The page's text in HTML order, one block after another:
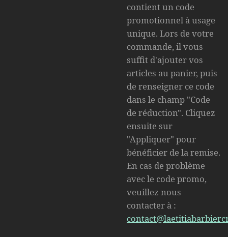
contient un code
promotionnel à usage
unique. Lors de votre
commande, il vous
suffit d'ajouter vos
articles au panier, puis
de renseigner ce code
dans le champ "Code
de réduction". Cliquez
ensuite sur
"Appliquer" pour
bénéficier de la remise.
En cas de problème
avec le code promo,
veuillez nous
contacter à :
contact